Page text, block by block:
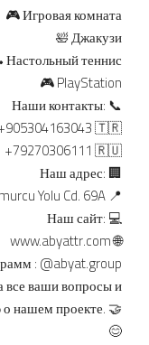
🎮 Игровая комната
🛀 Джакузи
Настольный теннис
🎮 PlayStation
Наши контакты: 📞
🇹🇷
+79270306111 🇷🇺
Наш адрес: 🏢
Yolu Cd. 69A 📍
Наш сайт: 💻
www.abyattr.com🌐
: @abyat.group
ваши вопросы и
нашем проекте. 🤝
😊